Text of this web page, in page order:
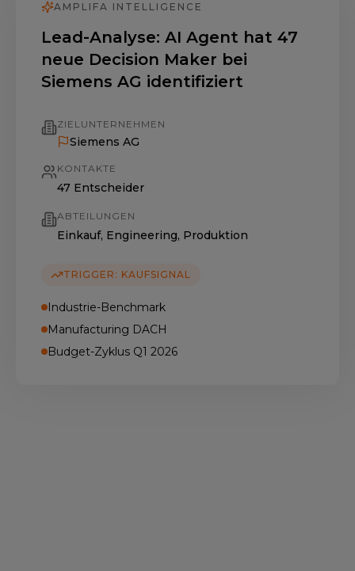
AMPLIFA INTELLIGENCE
Lead-Analyse: AI Agent hat 47
neue Decision Maker bei
Siemens AG identifiziert
ZIELUNTERNEHMEN
Siemens AG
KONTAKTE
47 Entscheider
ABTEILUNGEN
Einkauf, Engineering, Produktion
TRIGGER: KAUFSIGNAL
Industrie-Benchmark
Manufacturing DACH
Budget-Zyklus Q1 2026